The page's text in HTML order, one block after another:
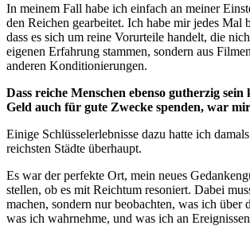
In meinem Fall habe ich einfach an meiner
den Reichen gearbeitet. Ich habe mir jedes Mal
dass es sich um reine Vorurteile handelt, die
eigenen Erfahrung stammen, sondern aus
anderen Konditionierungen.
Dass reiche Menschen ebenso gutherzig
Geld auch für gute Zwecke spenden, war
Einige Schlüsselerlebnisse dazu hatte ich
reichsten Städte überhaupt.
Es war der perfekte Ort, mein neues
stellen, ob es mit Reichtum resoniert. Dabei
machen, sondern nur beobachten, was ich über
was ich wahrnehme, und was ich an